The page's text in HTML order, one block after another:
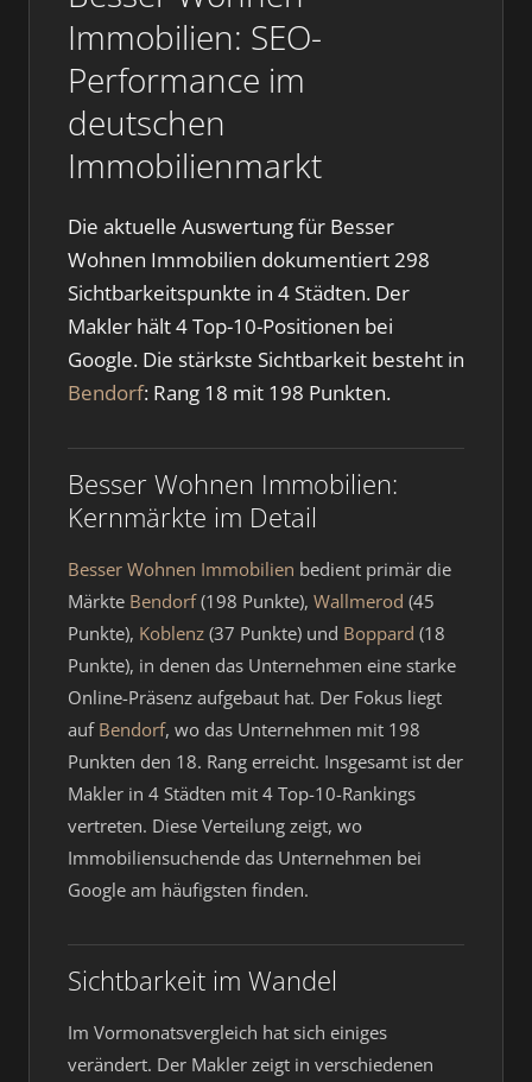
Immobilien: SEO-
Performance im
deutschen
Immobilienmarkt
Die aktuelle Auswertung für Besser
Wohnen Immobilien dokumentiert 298
Sichtbarkeitspunkte in 4 Städten. Der
Makler hält 4 Top-10-Positionen bei
Google. Die stärkste Sichtbarkeit besteht in
Bendorf: Rang 18 mit 198 Punkten.
Besser Wohnen Immobilien:
Kernmärkte im Detail
Besser Wohnen Immobilien bedient primär die
Märkte Bendorf(198 Punkte), Wallmerod (45
Punkte), Koblenz (37 Punkte) und Boppard (18
Punkte), in denen das Unternehmen eine starke
Online-Präsenz aufgebaut hat. Der Fokus liegt
auf Bendorf, wo das Unternehmen mit 198
Punkten den 18. Rang erreicht. Insgesamt ist der
Makler in 4 Städten mit 4 Top-10-Rankings
vertreten. Diese Verteilung zeigt, wo
Immobiliensuchende das Unternehmen bei
Google am häufigsten finden.
Sichtbarkeit im Wandel
Im Vormonatsvergleich hat sich einiges
verändert. Der Makler zeigt in verschiedenen